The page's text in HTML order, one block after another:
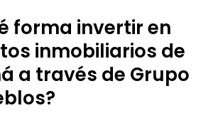
forma invertir en
inmobiliarios de
a través de Grupo